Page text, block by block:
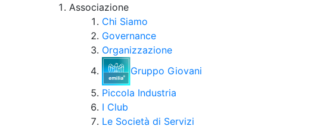
Associazione
Chi Siamo
Governance
Organizzazione
Gruppo Giovani
Piccola Industria
I Club
Le Società di Servizi